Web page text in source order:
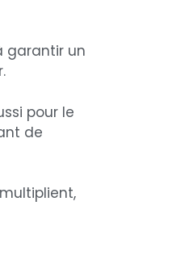
garantir un
pour le
de